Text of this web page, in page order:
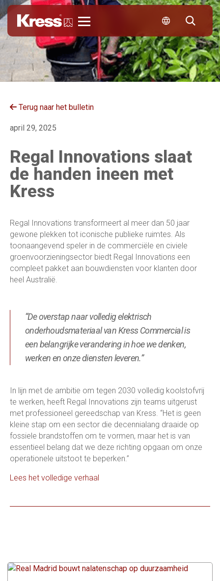
Terug naar het bulletin
april 29, 2025
Regal Innovations slaat
de handen ineen met
Kress
Regal Innovations transformeert al meer dan 50 jaar
gewone plekken tot iconische publieke ruimtes. Als
toonaangevend speler in de commerciële en civiele
groenvoorzieningsector biedt Regal Innovations een
compleet pakket aan bouwdiensten voor klanten door
heel Australië.
“De overstap naar volledig elektrisch
onderhoudsmateriaal van Kress Commercial is
een belangrijke verandering in hoe we denken,
werken en onze diensten leveren.”
In lijn met de ambitie om tegen 2030 volledig koolstofvrij
te werken, heeft Regal Innovations zijn teams uitgerust
met professioneel gereedschap van Kress. “Het is geen
kleine stap om een sector die decennialang draaide op
fossiele brandstoffen om te vormen, maar het is van
essentieel belang dat we deze richting opgaan om onze
operationele uitstoot te beperken.”
Lees het volledige verhaal